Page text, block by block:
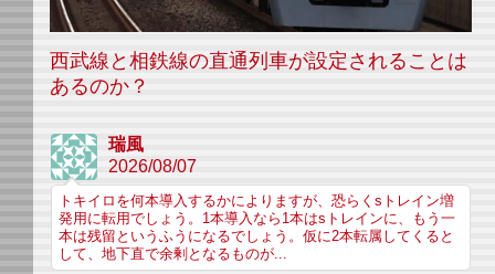
西武線と相鉄線の直通列車が設定されることは
あるのか？
瑞風
2026/08/07
トキイロを何本導入するかによりますが、恐らくsトレイン増
発用に転用でしょう。1本導入なら1本はsトレインに、もう一
本は残留というふうになるでしょう。仮に2本転属してくると
して、地下直で余剰となるものが...